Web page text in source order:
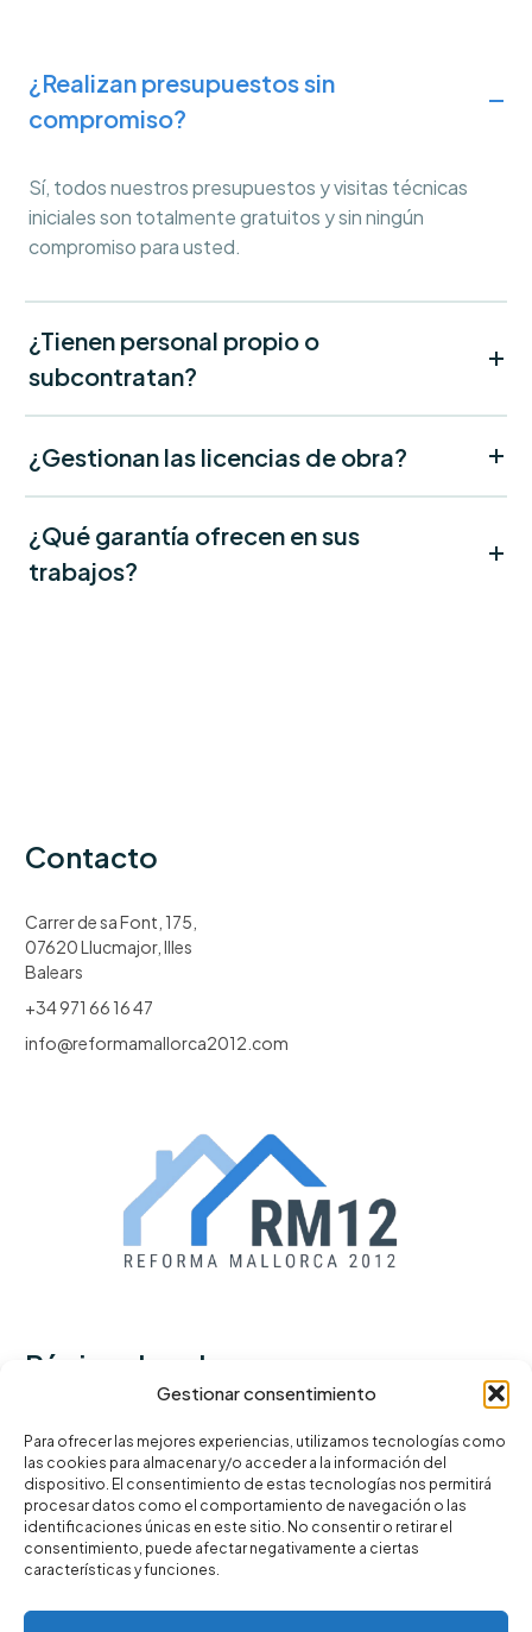
Gestionar consentimiento
Para ofrecer las mejores experiencias, utilizamos tecnologías como
las cookies para almacenar y/o acceder a la información del
dispositivo. El consentimiento de estas tecnologías nos permitirá
procesar datos como el comportamiento de navegación o las
identificaciones únicas en este sitio. No consentir o retirar el
consentimiento, puede afectar negativamente a ciertas
características y funciones.
¿Realizan presupuestos sin
compromiso?
Sí, todos nuestros presupuestos y visitas técnicas
iniciales son totalmente gratuitos y sin ningún
compromiso para usted.
¿Tienen personal propio o
subcontratan?
¿Gestionan las licencias de obra?
¿Qué garantía ofrecen en sus
trabajos?
Contacto
Carrer de sa Font, 175,
07620 Llucmajor, Illes
Balears
+34 971 66 16 47
info@reformamallorca2012.com
Páginas legales
Política de privacidad
Términos y condiciones
Política de cookies